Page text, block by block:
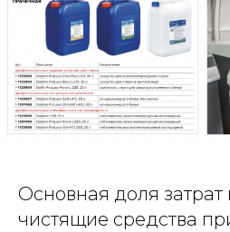
Основная доля
чистящие средства